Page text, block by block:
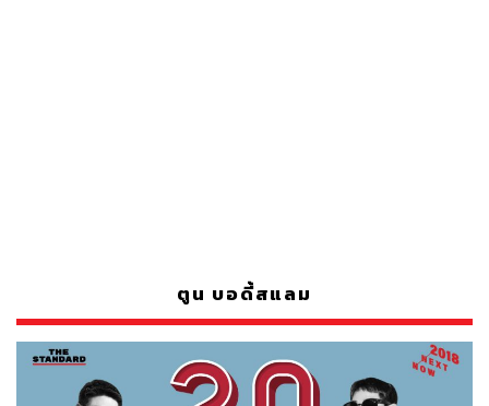
ตูน บอดี้สแลม